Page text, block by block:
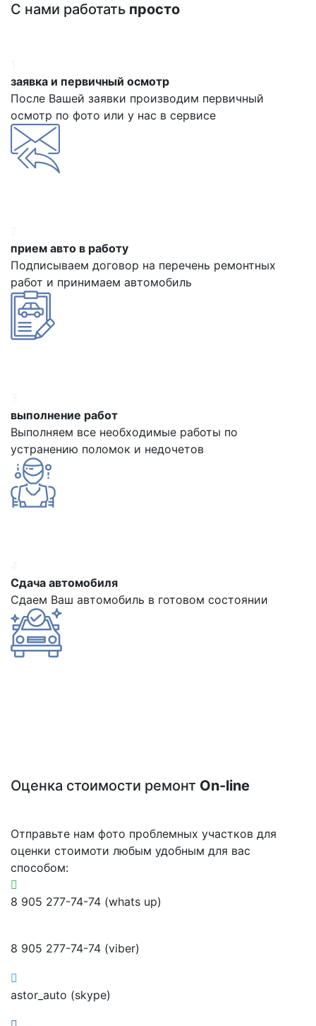
С нами работать просто
заявка и первичный осмотр
После Вашей заявки производим первичный
осмотр по фото или у нас в сервисе
прием авто в работу
Подписываем договор на перечень ремонтных
работ и принимаем автомобиль
выполнение работ
Выполняем все необходимые работы по
устранению поломок и недочетов
Сдача автомобиля
Сдаем Ваш автомобиль в готовом состоянии
Оценка стоимости ремонт On-line
Отправьте нам фото проблемных участков для
оценки стоимоти любым удобным для вас
способом:
8 905 277-74-74 (whats up)
8 905 277-74-74 (viber)
astor_auto (skype)